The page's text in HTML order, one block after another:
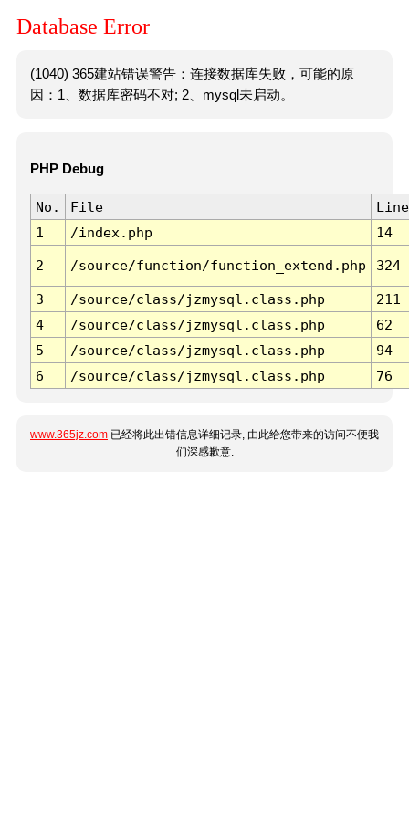
Database Error
(1040) 365建站错误警告：连接数据库失败，可能的原
因：1、数据库密码不对; 2、mysql未启动。
PHP Debug
No. File
Line
1
/index.php 14
2 /source/function/function_extend.php 324
3 /source/class/jzmysql.class.php
211
4
/source/class/jzmysql.class.php
62
5
/source/class/jzmysql.class.php
94
6
/source/class/jzmysql.class.php 76
www.365jz.com 已经将此出错信息详细记录, 由此给您带来的访问不便我
们深感歉意.